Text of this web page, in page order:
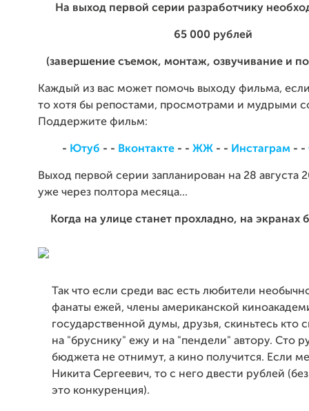
На выход первой серии разработчику
65 000 рублей
(завершение съемок, монтаж, озвучивание и
Каждый из вас может помочь выходу фильма,
то хотя бы репостами, просмотрами и мудрыми
Поддержите фильм:
- Ютуб - - Вконтакте- - ЖЖ- - Инстаграм - -
Выход первой серии запланирован на 28 августа
уже через полтора месяца...
Когда на улице станет прохладно, на экранах
Так что если среди вас есть любители
фанаты ежей, члены американской
государственной думы, друзья, скиньтесь кто
на "бруснику" ежу и на "пендели" автору. Сто
бюджета не отнимут, а кино получится. Если
Никита Сергеевич, то с него двести рублей
это конкуренция).